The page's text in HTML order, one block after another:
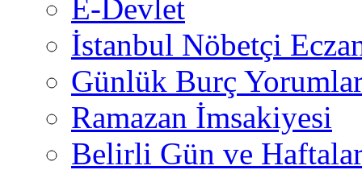
E-Devlet
İstanbul Nöbetçi
Günlük Burç
Ramazan İmsakiyesi
Belirli Gün ve